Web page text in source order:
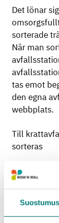
Suostumus
Det lönar
sorterade
När man
tas emot
den egna
webbplats.
Till
sorteras
blad och
gräs,
hö och